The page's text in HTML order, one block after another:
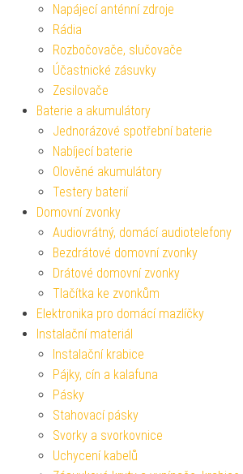
Napájecí anténní zdroje
Rádia
Rozbočovače, slučovače
Účastnické zásuvky
Zesilovače
Baterie a akumulátory
Jednorázové spotřební baterie
Nabíjecí baterie
Olověné akumulátory
Testery baterií
Domovní zvonky
Audiovrátný, domácí audiotelefony
Bezdrátové domovní zvonky
Drátové domovní zvonky
Tlačítka ke zvonkům
Elektronika pro domácí mazlíčky
Instalační materiál
Instalační krabice
Pájky, cín a kalafuna
Pásky
Stahovací pásky
Svorky a svorkovnice
Uchycení kabelů